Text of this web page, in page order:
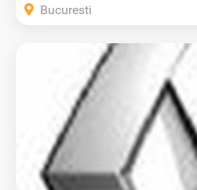
Bucuresti